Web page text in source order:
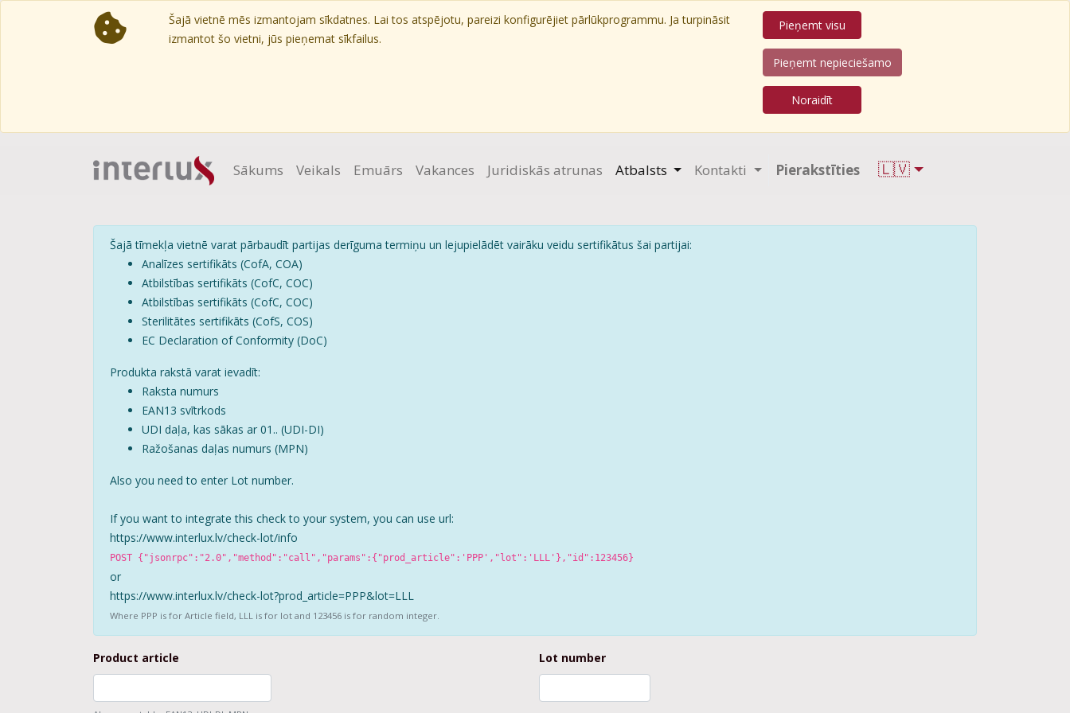
Šajā vietnē mēs izmantojam sīkdatnes. Lai tos atspējotu, pareizi konfigurējiet pārlūkprogrammu. Ja turpināsit
izmantot šo vietni, jūs pieņemat sīkfailus.
Pieņemt visu
Pieņemt nepieciešamo
Noraidīt
Sākums Veikals Emuārs Vakances Juridiskās atrunas Atbalsts Kontakti Pierakstīties 🇱🇻
Šajā tīmekļa vietnē varat pārbaudīt partijas derīguma termiņu un lejupielādēt vairāku veidu sertifikātus šai partijai:
Analīzes sertifikāts (CofA, COA)
Atbilstības sertifikāts (CofC, COC)
Atbilstības sertifikāts (CofC, COC)
Sterilitātes sertifikāts (CofS, COS)
EC Declaration of Conformity (DoC)
Produkta rakstā varat ievadīt:
Raksta numurs
EAN13 svītrkods
UDI daļa, kas sākas ar 01.. (UDI-DI)
Ražošanas daļas numurs (MPN)
Also you need to enter Lot number.
If you want to integrate this check to your system, you can use url:
https://www.interlux.lv/check-lot/info
POST {"jsonrpc":"2.0","method":"call","params":{"prod_article":'PPP',"lot":'LLL'},"id":123456}
or
https://www.interlux.lv/check-lot?prod_article=PPP&lot=LLL
Where PPP is for Article field, LLL is for lot and 123456 is for random integer.
Product article Lot number